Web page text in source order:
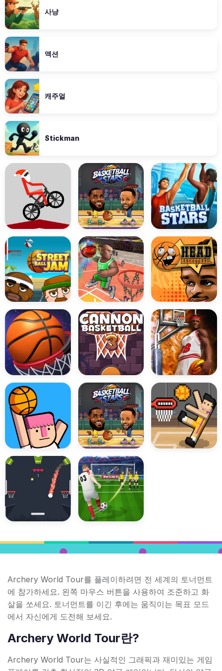
사냥
액션
캐주얼
Stickman
Archery World Tour를 플레이하려면 전 세계의 토너먼트
에 참가하세요. 왼쪽 마우스 버튼을 사용하여 조준하고 화
살을 쏘세요. 토너먼트를 이긴 후에는 움직이는 목표 모드
에서 자신에게 도전해 보세요.
Archery World Tour란?
Archery World Tour는 사실적인 그래픽과 재미있는 게임